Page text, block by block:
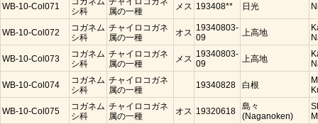
WB-10-Col071
シ科
属の一種
メス 193408** 日光
WB-10-Col072
コガネム
シ科
チャイロコガネ
属の一種
オス 19340803-
09
上高地
WB-10-Col073
コガネム
シ科
チャイロコガネ
属の一種
メス 19340803-
09
上高地
WB-10-Col074
コガネム
シ科
チャイロコガネ
属の一種
19340828 白根
WB-10-Col075
コガネム
シ科
チャイロコガネ
属の一種
オス 19320618
島々
(Naganoken)